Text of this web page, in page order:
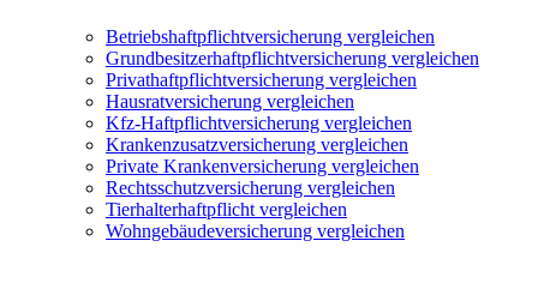
Betriebshaftpflichtversicherung vergleichen
Grundbesitzerhaftpflichtversicherung vergleichen
Privathaftpflichtversicherung vergleichen
Hausratversicherung vergleichen
Kfz-Haftpflichtversicherung vergleichen
Krankenzusatzversicherung vergleichen
Private Krankenversicherung vergleichen
Rechtsschutzversicherung vergleichen
Tierhalterhaftpflicht vergleichen
Wohngebäudeversicherung vergleichen